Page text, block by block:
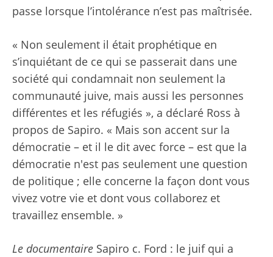
passe lorsque l’intolérance n’est pas maîtrisée.
« Non seulement il était prophétique en
s’inquiétant de ce qui se passerait dans une
société qui condamnait non seulement la
communauté juive, mais aussi les personnes
différentes et les réfugiés », a déclaré Ross à
propos de Sapiro. « Mais son accent sur la
démocratie – et il le dit avec force – est que la
démocratie n'est pas seulement une question
de politique ; elle concerne la façon dont vous
vivez votre vie et dont vous collaborez et
travaillez ensemble. »
Le documentaire Sapiro c. Ford : le juif qui a